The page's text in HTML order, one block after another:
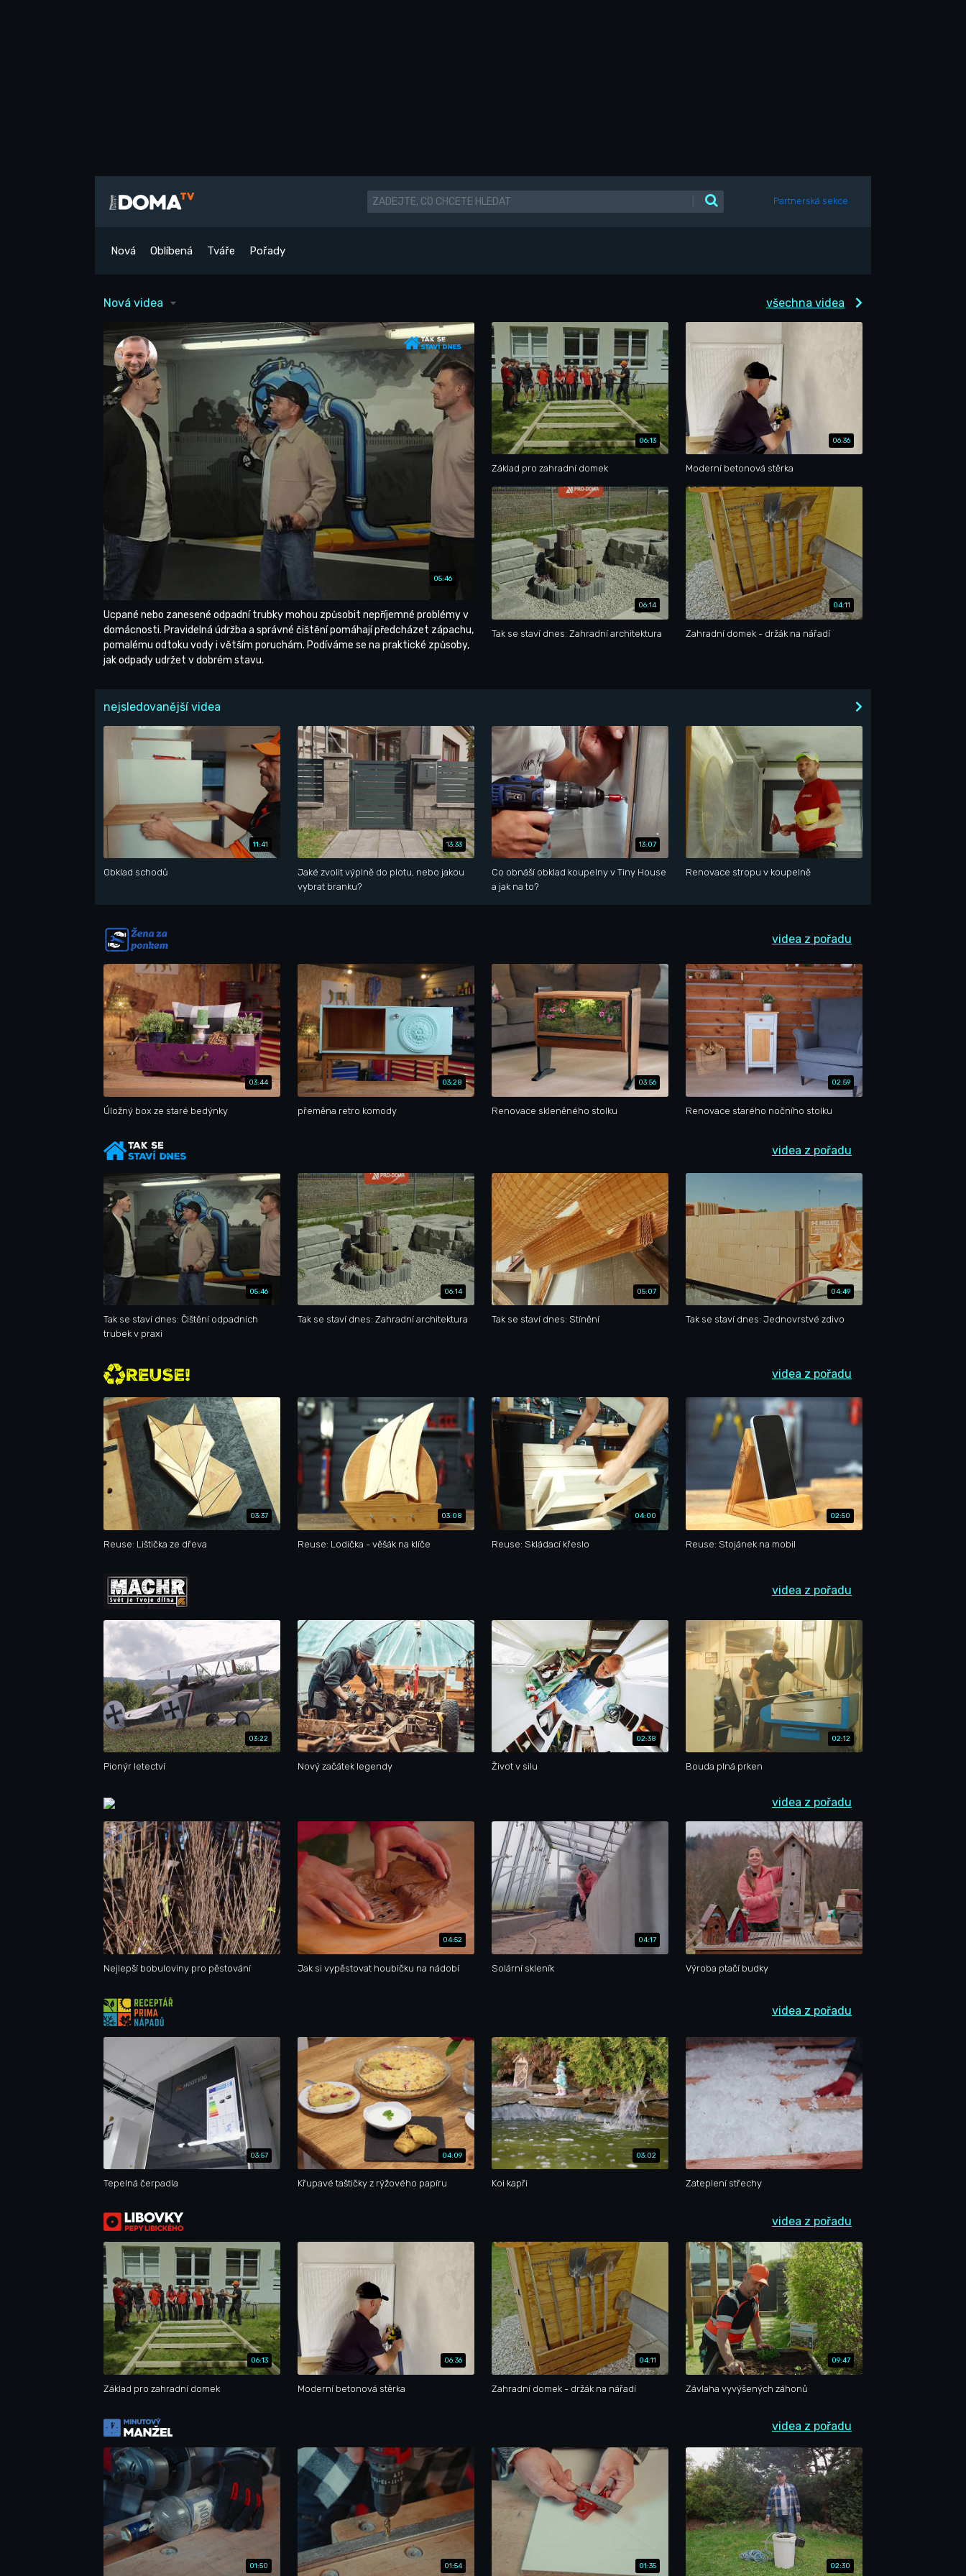
Partnerská sekce
Nová Oblíbená Tváře Pořady
Nová videa všechna videa
05:46
Ucpané nebo zanesené odpadní trubky mohou způsobit nepříjemné problémy v
domácnosti. Pravidelná údržba a správné čištění pomáhají předcházet zápachu,
pomalému odtoku vody i větším poruchám. Podíváme se na praktické způsoby,
jak odpady udržet v dobrém stavu.
06:13
Základ pro zahradní domek
06:36
Moderní betonová stěrka
06:14
Tak se staví dnes: Zahradní architektura
04:11
Zahradní domek - držák na nářadí
nejsledovanější videa
11:41
Obklad schodů
13:33
Jaké zvolit výplně do plotu, nebo jakou
vybrat branku?
13:07
Co obnáší obklad koupelny v Tiny House
a jak na to?
Renovace stropu v koupelně
videa z pořadu
03:44
Úložný box ze staré bedýnky
03:28
přeměna retro komody
03:56
Renovace skleněného stolku
02:59
Renovace starého nočního stolku
videa z pořadu
05:46
Tak se staví dnes: Čištění odpadních
trubek v praxi
06:14
Tak se staví dnes: Zahradní architektura
05:07
Tak se staví dnes: Stínění
04:49
Tak se staví dnes: Jednovrstvé zdivo
videa z pořadu
03:37
Reuse: Lištička ze dřeva
03:08
Reuse: Lodička - věšák na klíče
04:00
Reuse: Skládací křeslo
02:50
Reuse: Stojánek na mobil
videa z pořadu
03:22
Pionýr letectví Nový začátek legendy
02:38
Život v silu
02:12
Bouda plná prken
videa z pořadu
Nejlepší bobuloviny pro pěstování
04:52
Jak si vypěstovat houbičku na nádobí
04:17
Solární skleník Výroba ptačí budky
videa z pořadu
03:57
Tepelná čerpadla
04:09
Křupavé taštičky z rýžového papíru
03:02
Koi kapři Zateplení střechy
videa z pořadu
06:13
Základ pro zahradní domek
06:36
Moderní betonová stěrka
04:11
Zahradní domek - držák na nářadí
09:47
Závlaha vyvýšených záhonů
videa z pořadu
01:50 01:54 01:35 02:30